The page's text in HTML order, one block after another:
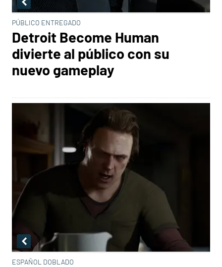
PÚBLICO ENTREGADO
Detroit Become Human
divierte al público con su
nuevo gameplay
ESPAÑOL DOBLADO